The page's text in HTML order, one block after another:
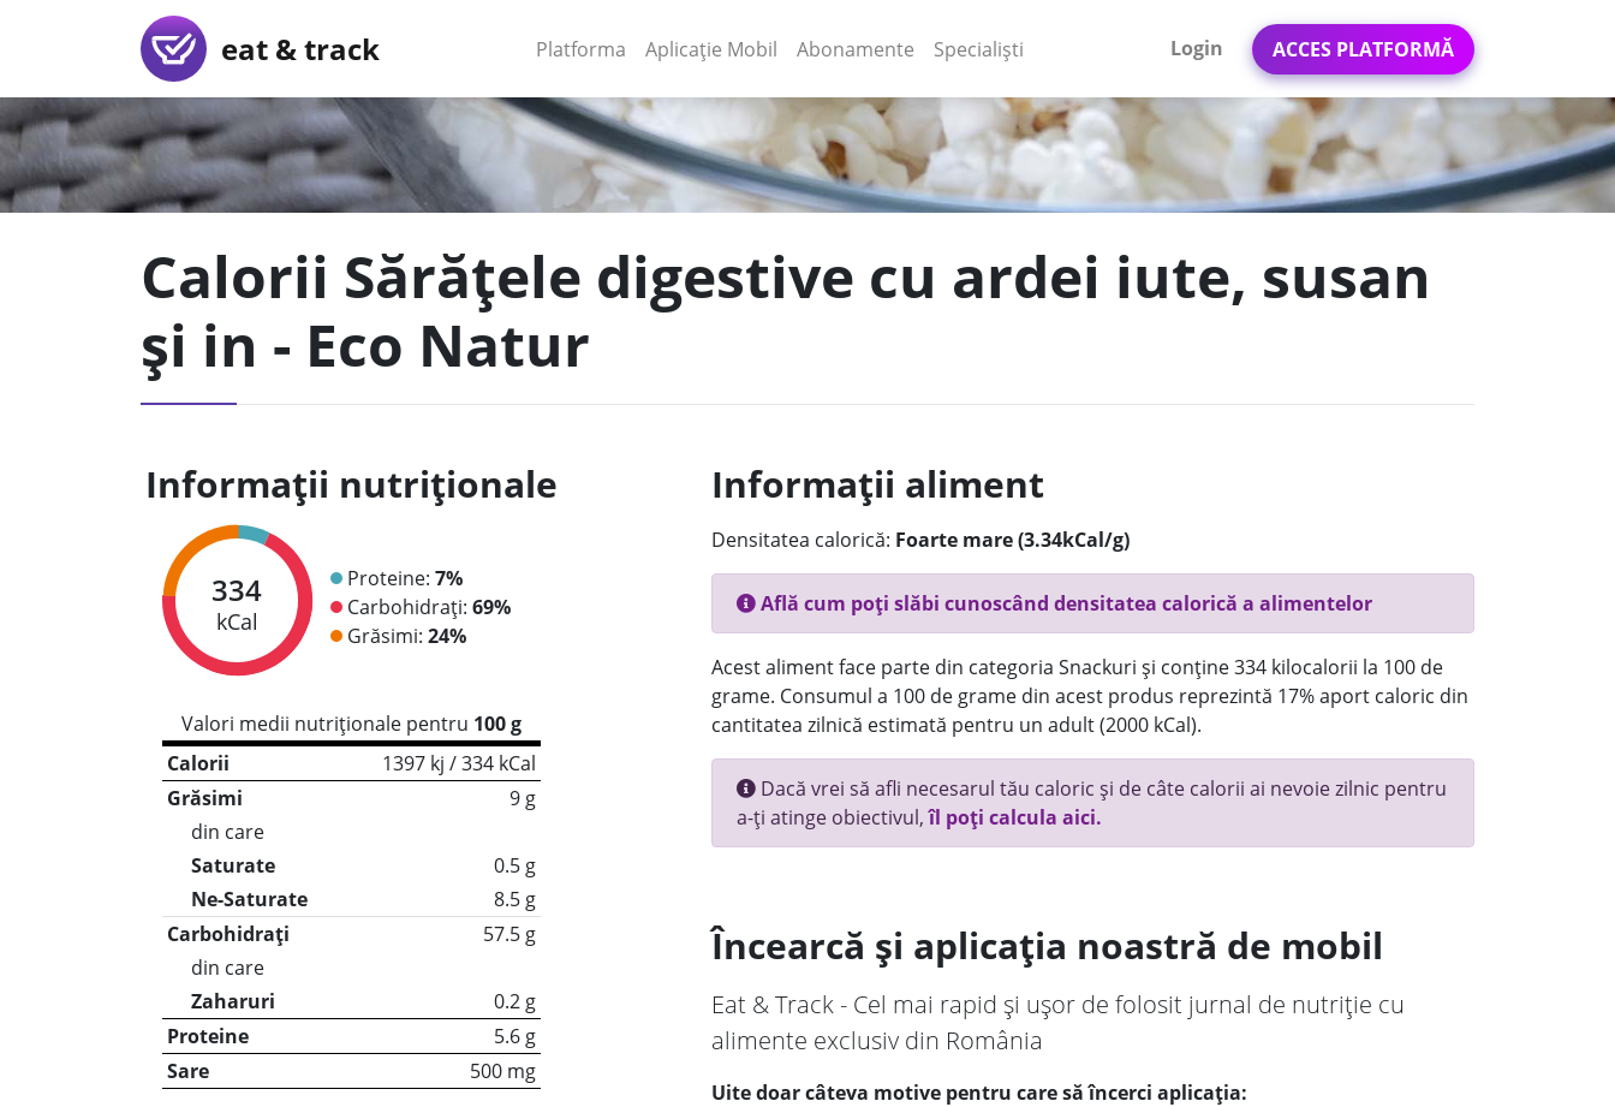
eat & track Platforma (current)
Aplicație Mobil (current)
Abonamente Specialiști Login ACCES PLATFORMĂ
Calorii Sărățele digestive cu ardei iute, susan
și in - Eco Natur
Informații nutriționale
334
kCal
Proteine: 7%
Carbohidrați: 69%
Grăsimi: 24%
Valori medii nutriționale pentru 100 g
Calorii
1397 kj / 334 kCal
Grăsimi
9 g
din care
Saturate
0.5 g
Ne-Saturate
8.5 g
Carbohidrați
57.5 g
din care
Zaharuri
0.2 g
Proteine
5.6 g
Sare
500 mg
Informații aliment
Densitatea calorică: Foarte mare (3.34kCal/g)
Află cum poți slăbi cunoscând densitatea calorică a alimentelor
Acest aliment face parte din categoria Snackuri și conține 334 kilocalorii la 100 de
grame. Consumul a 100 de grame din acest produs reprezintă 17% aport caloric din
cantitatea zilnică estimată pentru un adult (2000 kCal).
Dacă vrei să afli necesarul tău caloric și de câte calorii ai nevoie zilnic pentru
a-ți atinge obiectivul,îl poți calcula aici.
Încearcă și aplicația noastră de mobil
Eat & Track - Cel mai rapid și ușor de folosit jurnal de nutriție cu
alimente exclusiv din România
Uite doar câteva motive pentru care să încerci aplicația: